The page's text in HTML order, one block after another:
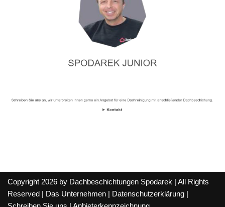
Copyright 2026 by Dachbeschichtungen Spodarek | All Rights
Reserved |
Das Unternehmen Datenschutzerklärung